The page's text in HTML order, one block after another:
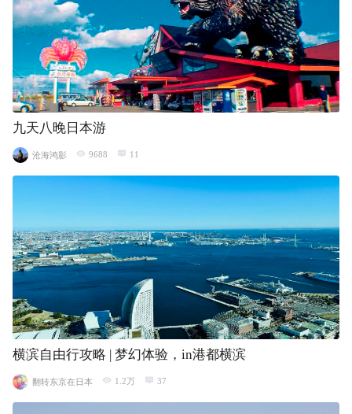
九天八晚日本游
沧海鸿影 9688 11
横滨自由行攻略 | 梦幻体验，in港都横滨
翻转东京在日本 1.2万 37